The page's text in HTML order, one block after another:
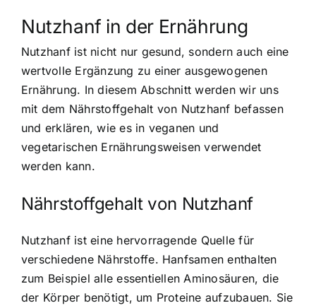
Nutzhanf in der Ernährung
Nutzhanf ist nicht nur gesund, sondern auch eine
wertvolle Ergänzung zu einer ausgewogenen
Ernährung. In diesem Abschnitt werden wir uns
mit dem Nährstoffgehalt von Nutzhanf befassen
und erklären, wie es in veganen und
vegetarischen Ernährungsweisen verwendet
werden kann.
Nährstoffgehalt von Nutzhanf
Nutzhanf ist eine hervorragende Quelle für
verschiedene Nährstoffe. Hanfsamen enthalten
zum Beispiel alle essentiellen Aminosäuren, die
der Körper benötigt, um Proteine aufzubauen. Sie